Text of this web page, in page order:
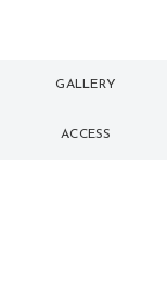
GALLERY
ギャラリー
ACCESS